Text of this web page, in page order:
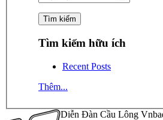
Tìm kiếm hữu ích
Recent Posts
Thêm...
Diễn Đàn Cầu Lông